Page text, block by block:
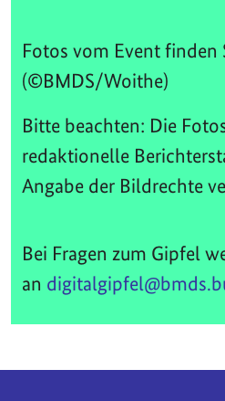
Fotos vom Event finden
(©BMDS/Woithe)
Bitte beachten: Die
redaktionelle
Angabe der Bildrechte
Bei Fragen zum Gipfel
an